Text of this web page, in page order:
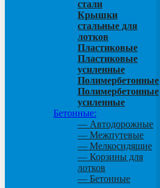
стали
Крышки
стальные для
лотков
Пластиковые
Пластиковые
усиленные
Полимербетонные
Полимербетонные
усиленные
Бетонные:
— Автодорожные
— Межпутевые
— Мелкосидящие
— Корзины для
лотков
— Бетонные